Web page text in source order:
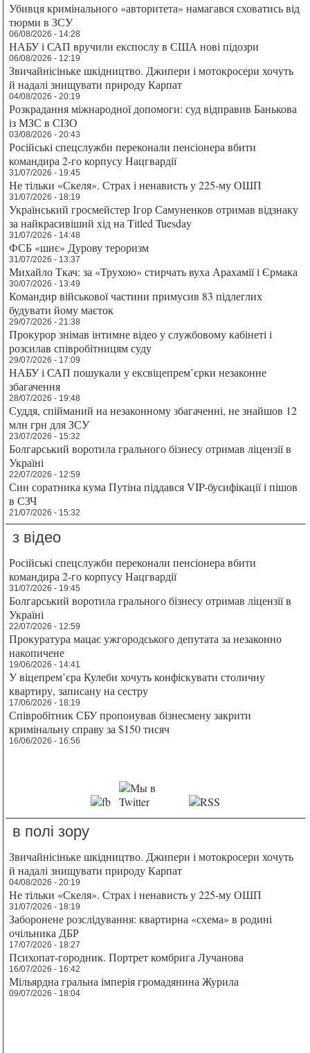
Убивця кримінального «авторитета» намагався сховатись від
тюрми в ЗСУ
06/08/2026 - 14:28
НАБУ і САП вручили експослу в США нові підозри
06/08/2026 - 12:19
Звичайнісіньке шкідництво. Джипери і мотокросери хочуть
й надалі знищувати природу Карпат
04/08/2026 - 20:19
Розкрадання міжнародної допомоги: суд відправив Банькова
із МЗС в СІЗО
03/08/2026 - 20:43
Російські спецслужби переконали пенсіонера вбити
командира 2-го корпусу Нацгвардії
31/07/2026 - 19:45
Не тільки «Скеля». Страх і ненависть у 225-му ОШП
31/07/2026 - 18:19
Український гросмейстер Ігор Самуненков отримав відзнаку
за найкрасивіший хід на Titled Tuesday
31/07/2026 - 14:48
ФСБ «шиє» Дурову тероризм
31/07/2026 - 13:37
Михайло Ткач: за «Трухою» стирчать вуха Арахамії і Єрмака
30/07/2026 - 13:49
Командир військової частини примусив 83 підлеглих
будувати йому маєток
29/07/2026 - 21:38
Прокурор знімав інтимне відео у службовому кабінеті і
розсилав співробітницям суду
29/07/2026 - 17:09
НАБУ і САП пошукали у ексвіцепрем’єрки незаконне
збагачення
28/07/2026 - 19:48
Суддя, спійманий на незаконному збагаченні, не знайшов 12
млн грн для ЗСУ
23/07/2026 - 15:32
Болгарський воротила грального бізнесу отримав ліцензії в
Україні
22/07/2026 - 12:59
Син соратника кума Путіна піддався VIP-бусифікації і пішов
в СЗЧ
21/07/2026 - 15:32
з відео
Російські спецслужби переконали пенсіонера вбити
командира 2-го корпусу Нацгвардії
31/07/2026 - 19:45
Болгарський воротила грального бізнесу отримав ліцензії в
Україні
22/07/2026 - 12:59
Прокуратура мацає ужгородського депутата за незаконно
накопичене
19/06/2026 - 14:41
У віцепрем’єра Кулеби хочуть конфіскувати столичну
квартиру, записану на сестру
17/06/2026 - 18:19
Співробітник СБУ пропонував бізнесмену закрити
кримінальну справу за $150 тисяч
16/06/2026 - 16:56
в полі зору
Звичайнісіньке шкідництво. Джипери і мотокросери хочуть
й надалі знищувати природу Карпат
04/08/2026 - 20:19
Не тільки «Скеля». Страх і ненависть у 225-му ОШП
31/07/2026 - 18:19
Заборонене розслідування: квартирна «схема» в родині
очільника ДБР
17/07/2026 - 18:27
Психопат-городник. Портрет комбрига Лучанова
16/07/2026 - 16:42
Мільярдна гральна імперія громадянина Журила
09/07/2026 - 18:04